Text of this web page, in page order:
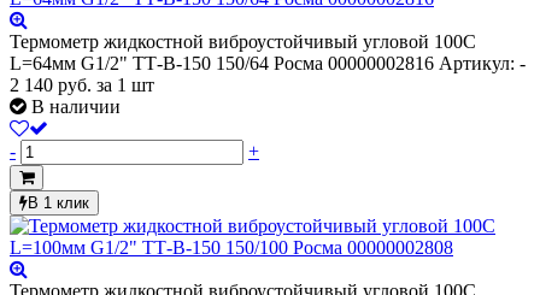
Термометр жидкостной виброустойчивый угловой 100С
L=64мм G1/2" ТТ-В-150 150/64 Росма 00000002816 Артикул: -
2 140 руб. за 1 шт
В наличии
- +
В 1 клик
Термометр жидкостной виброустойчивый угловой 100С